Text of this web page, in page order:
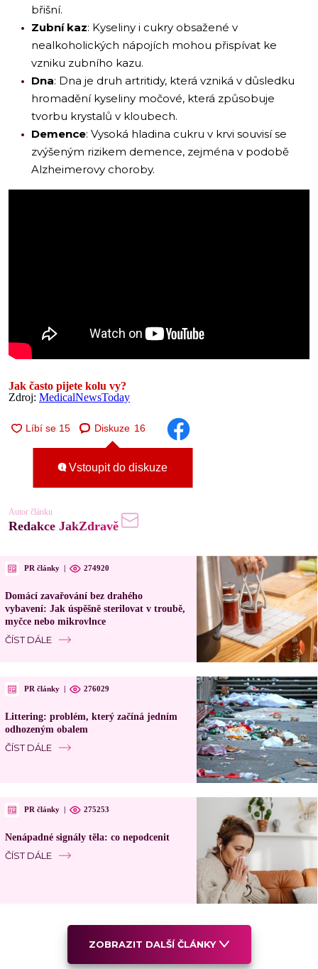
břišní.
Zubní kaz: Kyseliny i cukry obsažené v
nealkoholických nápojích mohou přispívat ke
vzniku zubního kazu.
Dna: Dna je druh artritidy, která vzniká v důsledku
hromadění kyseliny močové, která způsobuje
tvorbu krystalů v kloubech.
Demence: Vysoká hladina cukru v krvi souvisí se
zvýšeným rizikem demence, zejména v podobě
Alzheimerovy choroby.
Jak často pijete kolu vy?
Zdroj: MedicalNewsToday
Diskuze 16
Vstoupit do diskuze
Autor článku
Redakce JakZdravě
PR články 274920
Domácí zavařování bez drahého
vybavení: Jak úspěšně sterilovat v troubě,
myčce nebo mikrovlnce
ČÍST DÁLE
PR články 276029
Littering: problém, který začíná jedním
odhozeným obalem
ČÍST DÁLE
PR články 275253
Nenápadné signály těla: co nepodcenit
ČÍST DÁLE
ZOBRAZIT DALŠÍ ČLÁNKY